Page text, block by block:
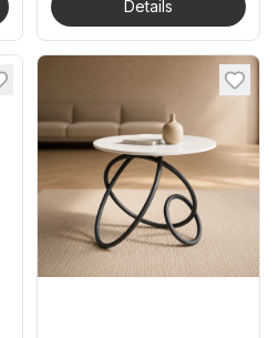
Details